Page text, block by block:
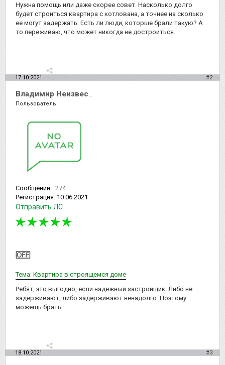
Нужна помощь или даже скорее совет. Насколько долго
будет строиться квартира с котлована, а точнее на сколько
ее могут задержать. Есть ли люди, которые брали такую? А
то переживаю, что может никогда не достроиться.
17.10.2021 #2
Пользователь
Сообщений: 274
Регистрация: 10.06.2021
Отправить ЛС
Тема: Квартира в строящемся доме
Ребят, это выгодно, если надежный застройщик. Либо не
задерживают, либо задерживают ненадолго. Поэтому
можешь брать.
18.10.2021 #3